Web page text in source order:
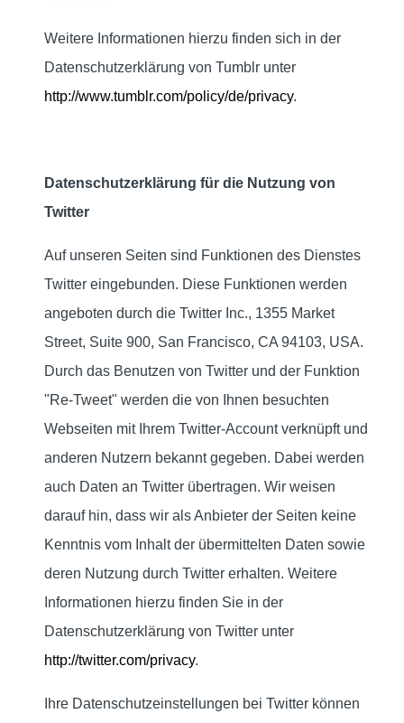
Weitere Informationen hierzu finden sich in der
Datenschutzerklärung von Tumblr unter
http://www.tumblr.com/policy/de/privacy.
Datenschutzerklärung für die Nutzung von
Twitter
Auf unseren Seiten sind Funktionen des Dienstes
Twitter eingebunden. Diese Funktionen werden
angeboten durch die Twitter Inc., 1355 Market
Street, Suite 900, San Francisco, CA 94103, USA.
Durch das Benutzen von Twitter und der Funktion
"Re-Tweet" werden die von Ihnen besuchten
Webseiten mit Ihrem Twitter-Account verknüpft und
anderen Nutzern bekannt gegeben. Dabei werden
auch Daten an Twitter übertragen. Wir weisen
darauf hin, dass wir als Anbieter der Seiten keine
Kenntnis vom Inhalt der übermittelten Daten sowie
deren Nutzung durch Twitter erhalten. Weitere
Informationen hierzu finden Sie in der
Datenschutzerklärung von Twitter unter
http://twitter.com/privacy.
Ihre Datenschutzeinstellungen bei Twitter können